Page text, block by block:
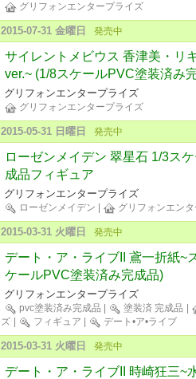
グリフォンエンタープライズ
2015-07-31 金曜日 発売中
サイレントメビウス 香津美・リ
ver.~ (1/8スケールPVC塗装済み
グリフォンエンタープライズ
グリフォンエンタープライズ
2015-05-31 日曜日 発売中
ローゼンメイデン 翠星石 1/3ス
成品フィギュア
グリフォンエンタープライズ
ローゼンメイデン グリフォンエン
2015-03-31 火曜日 発売中
デート・ア・ライブII 鳶一折紙~
ケールPVC塗装済み完成品)
グリフォンエンタープライズ
pvc塗装済み完成品 塗装済 完成品
ズ
フィギュア デート•ア•ライブ
2015-03-31 火曜日 発売中
デート・ア・ライブII 時崎狂三~